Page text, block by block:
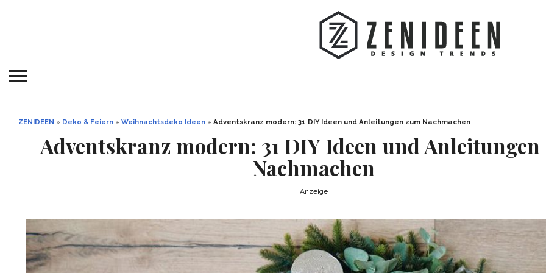
ZENIDEEN » Deko & Feiern » Weihnachtsdeko Ideen » Adventskranz modern: 31 DIY Ideen und Anleitungen zum Nachmachen
Adventskranz modern: 31 DIY Ideen und
Nachmachen
Anzeige